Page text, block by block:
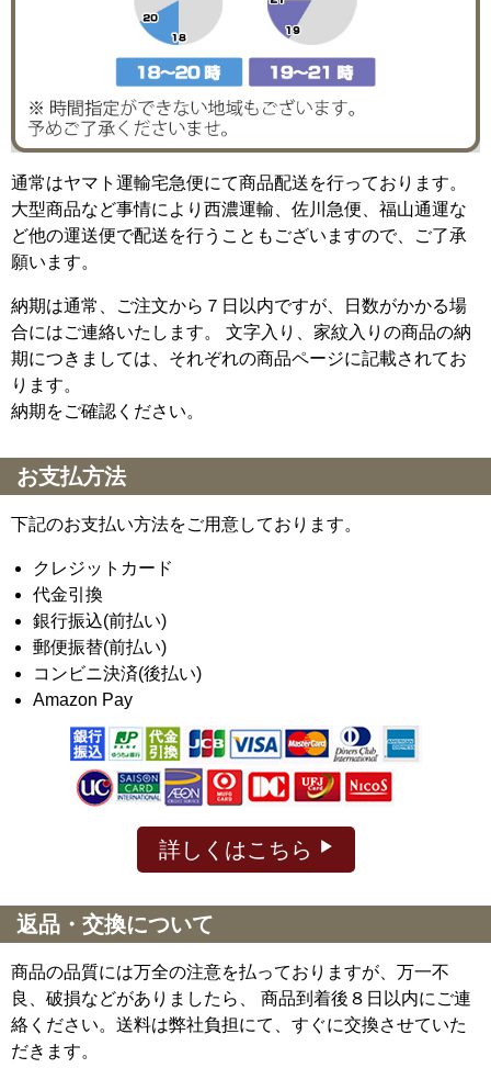
通常はヤマト運輸宅急便にて商品配送を行っております。
大型商品など事情により西濃運輸、佐川急便、福山通運な
ど他の運送便で配送を行うこともございますので、ご了承
願います。
納期は通常、ご注文から７日以内ですが、日数がかかる場
合にはご連絡いたします。 文字入り、家紋入りの商品の納
期につきましては、それぞれの商品ページに記載されてお
ります。
納期をご確認ください。
お支払方法
下記のお支払い方法をご用意しております。
クレジットカード
代金引換
銀行振込(前払い)
郵便振替(前払い)
コンビニ決済(後払い)
Amazon Pay
詳しくはこちら
返品・交換について
商品の品質には万全の注意を払っておりますが、万一不
良、破損などがありましたら、 商品到着後８日以内にご連
絡ください。送料は弊社負担にて、すぐに交換させていた
だきます。